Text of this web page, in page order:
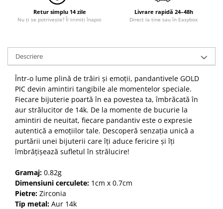
Retur simplu 14 zile
Nu ți se potrivește? Îl trimiți înapoi
Livrare rapidă 24–48h
Direct la tine sau în Easybox
Descriere
Într-o lume plină de trăiri și emoții, pandantivele GOLD
PIC devin amintiri tangibile ale momentelor speciale.
Fiecare bijuterie poartă în ea povestea ta, îmbrăcată în
aur strălucitor de 14k. De la momente de bucurie la
amintiri de neuitat, fiecare pandantiv este o expresie
autentică a emoțiilor tale. Descoperă senzația unică a
purtării unei bijuterii care îți aduce fericire și îți
îmbrățișează sufletul în strălucire!
Gramaj: 0.82g
Dimensiuni cerculete: 1cm x 0.7cm
Pietre: Zirconia
Tip metal: Aur 14k